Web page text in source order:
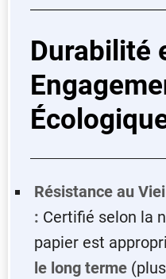
Durabilité
Résistance au
: Certifié selon la
papier est
le long terme